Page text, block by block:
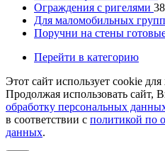
Ограждения с ригелями 38
Для маломобильных групп
Поручни на стены
Перейти в категорию
Этот сайт использует cookie
Продолжая использовать сайт,
обработку персональных
в соответствии с политикой по
данных.